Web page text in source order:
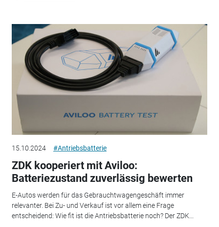
15.10.2024 #Antriebsbatterie
ZDK kooperiert mit Aviloo:
Batteriezustand zuverlässig bewerten
E-Autos werden für das Gebrauchtwagengeschäft immer
relevanter. Bei Zu- und Verkauf ist vor allem eine Frage
entscheidend: Wie fit ist die Antriebsbatterie noch? Der ZDK...